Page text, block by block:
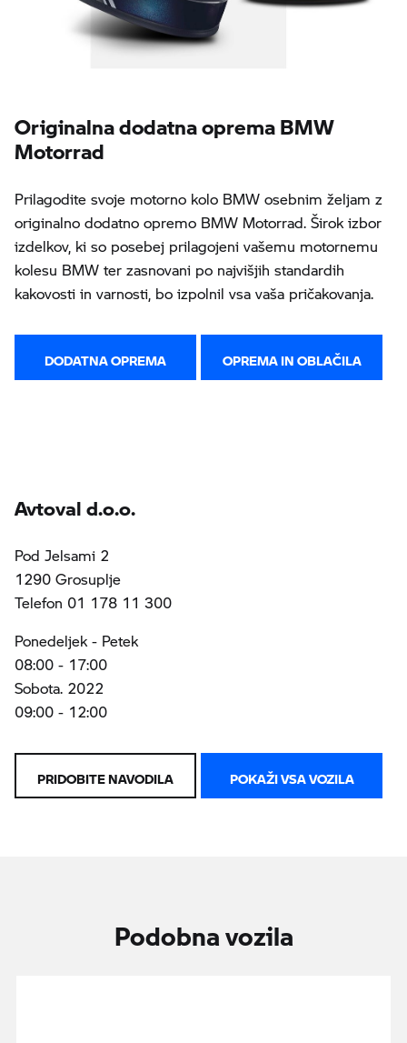
Originalna dodatna oprema BMW
Motorrad
Prilagodite svoje motorno kolo BMW osebnim željam z
originalno dodatno opremo BMW Motorrad. Širok izbor
izdelkov, ki so posebej prilagojeni vašemu motornemu
kolesu BMW ter zasnovani po najvišjih standardih
kakovosti in varnosti, bo izpolnil vsa vaša pričakovanja.
DODATNA OPREMA OPREMA IN OBLAČILA
Avtoval d.o.o.
Pod Jelsami 2
1290 Grosuplje
Telefon 01 178 11 300
Ponedeljek - Petek
08:00 - 17:00
Sobota. 2022
09:00 - 12:00
PRIDOBITE NAVODILA POKAŽI VSA VOZILA
Podobna vozila